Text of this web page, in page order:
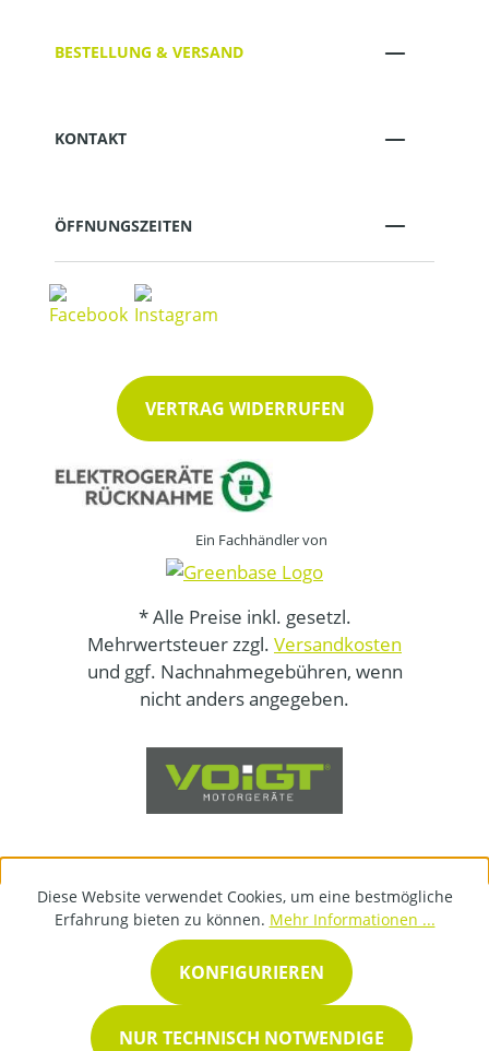
BESTELLUNG & VERSAND
KONTAKT
ÖFFNUNGSZEITEN
VERTRAG WIDERRUFEN
Ein Fachhändler von
* Alle Preise inkl. gesetzl.
Mehrwertsteuer zzgl. Versandkosten
und ggf. Nachnahmegebühren, wenn
nicht anders angegeben.
Diese Website verwendet Cookies, um eine bestmögliche
Erfahrung bieten zu können. Mehr Informationen ...
NUR TECHNISCH NOTWENDIGE
KONFIGURIEREN